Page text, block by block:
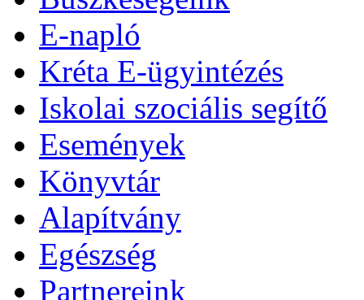
E-napló
Kréta E-ügyintézés
Iskolai szociális segítő
Események
Könyvtár
Alapítvány
Egészség
Partnereink